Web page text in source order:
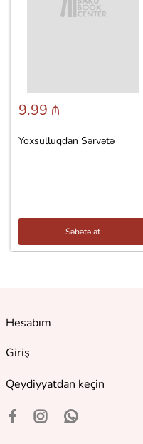
9.99 ₼
Yoxsulluqdan Sərvətə
Səbətə at
Hesabım
Giriş
Qeydiyyatdan keçin